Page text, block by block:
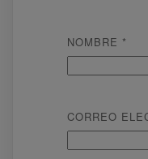
NOMBRE *
CORREO